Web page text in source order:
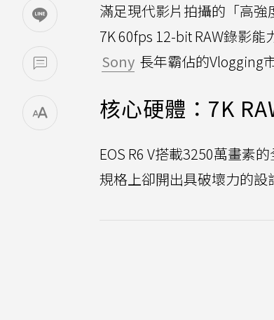
滿足現代影片拍攝的「高強
7K 60fps 12-bit RAW錄影
Sony 長年霸佔的Vlogging
核心硬體：7K
EOS R6 V搭載3250萬畫素
規格上卻開出具破壞力的設